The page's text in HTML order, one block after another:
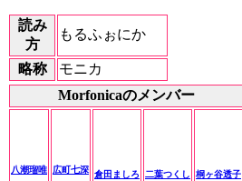
読み
方
もるふぉにか
略称
モニカ
Morfonicaのメンバー
八潮瑠唯 広町七深 倉田ましろ 二葉つくし 桐ヶ谷透子